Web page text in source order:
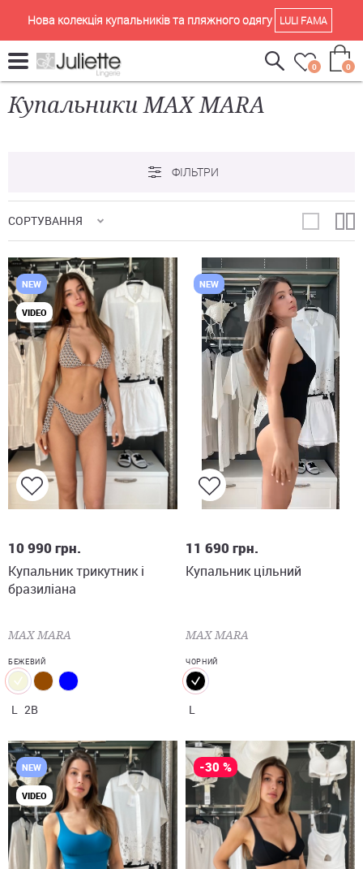
Нова колекція купальників та пляжного одягу LULI FAMA
0 0
Купальники MAX MARA
ФІЛЬТРИ
СОРТУВАННЯ
NEW
VIDEO
10 990грн.
Купальник трикутник і
бразиліана
MAX MARA
БЕЖЕВИЙ
L 2B
NEW
11 690грн.
Купальник цільний
MAX MARA
ЧОРНИЙ
L
NEW
VIDEO
-30 %